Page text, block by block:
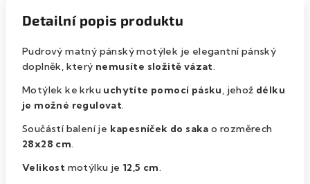
Detailní popis produktu
Pudrový matný pánský motýlek je elegantní pánský
doplněk, který nemusíte složitě vázat.
Motýlek ke krku uchytíte pomocí pásku, jehož délku
je možné regulovat.
Součástí balení je kapesníček do saka o rozměrech
28x28 cm.
Velikost motýlku je12,5 cm.